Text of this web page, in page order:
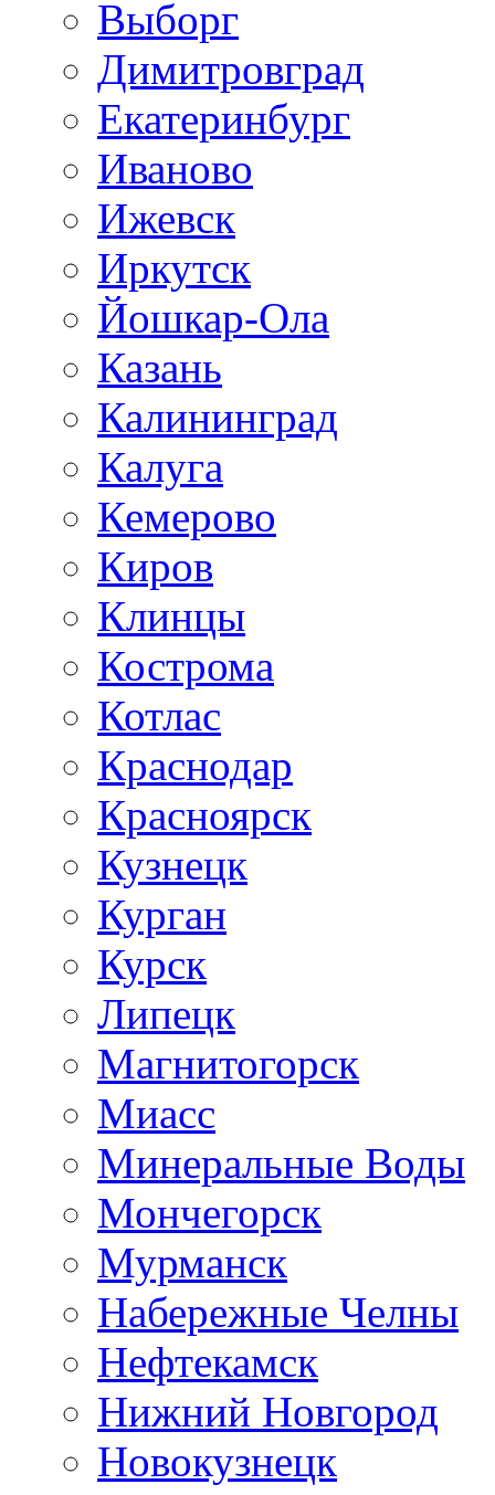
Выборг
Димитровград
Екатеринбург
Иваново
Ижевск
Иркутск
Йошкар-Ола
Казань
Калининград
Калуга
Кемерово
Киров
Клинцы
Кострома
Котлас
Краснодар
Красноярск
Кузнецк
Курган
Курск
Липецк
Магнитогорск
Миасс
Минеральные Воды
Мончегорск
Мурманск
Набережные Челны
Нефтекамск
Нижний Новгород
Новокузнецк